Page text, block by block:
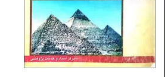
اینک به نظر می‌رسد که با
جمهوری اسلامی به عنوان
(در کنارروسیه و بیلاروس) در
حضور نظامی در اوکراین